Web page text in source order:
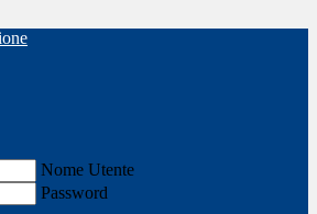
Nome Utente
Password